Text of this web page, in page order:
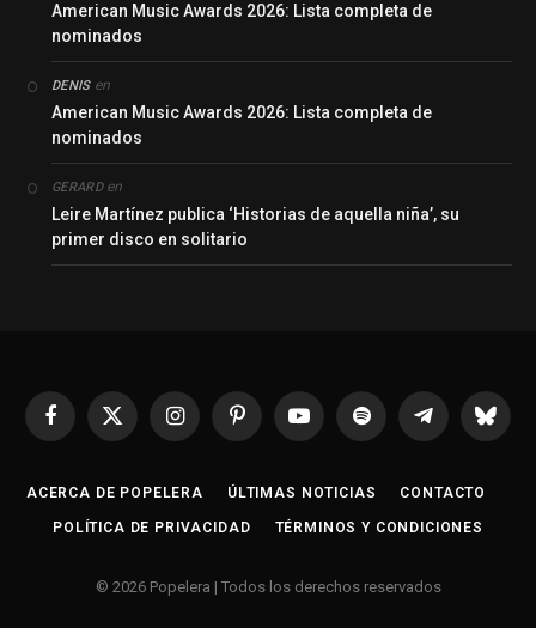
American Music Awards 2026: Lista completa de
nominados
DENISen
American Music Awards 2026: Lista completa de
nominados
GERARDen
Leire Martínez publica ‘Historias de aquella niña’, su
primer disco en solitario
Facebook
X
InstagramPinterestYouTubeSpotify Telegrama
ACERCA DE POPELERA ÚLTIMAS NOTICIAS CONTACTO
POLÍTICA DE PRIVACIDAD TÉRMINOS Y CONDICIONES
© 2026 Popelera | Todos los derechos reservados